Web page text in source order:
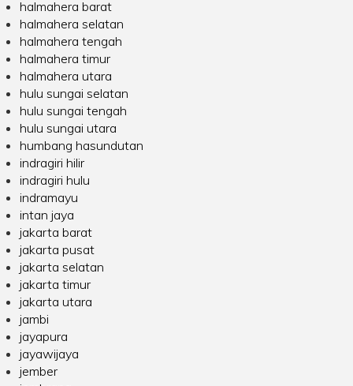
halmahera barat
halmahera selatan
halmahera tengah
halmahera timur
halmahera utara
hulu sungai selatan
hulu sungai tengah
hulu sungai utara
humbang hasundutan
indragiri hilir
indragiri hulu
indramayu
intan jaya
jakarta barat
jakarta pusat
jakarta selatan
jakarta timur
jakarta utara
jambi
jayapura
jayawijaya
jember